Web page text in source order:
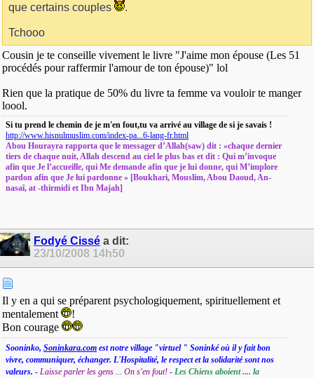
que certains couples
.
Tchooo
Cousin je te conseille vivement le livre "J'aime mon épouse (Les 51
procédés pour raffermir l'amour de ton épouse)" lol
Rien que la pratique de 50% du livre ta femme va vouloir te manger
loool.
Si tu prend le chemin de je m'en fout,tu va arrivé au village de si je savais !
http://www.hisnulmuslim.com/index-pa...6-lang-fr.html
Abou Hourayra rapporta que le messager d’Allah(saw) dit : »chaque dernier
tiers de chaque nuit, Allah descend au ciel le plus bas et dit : Qui m’invoque
afin que Je l’accueille, qui Me demande afin que je lui donne, qui M’implore
pardon afin que Je lui pardonne » [Boukhari, Mouslim, Abou Daoud, An-
nasaî, at -thirmidi et Ibn Majah]
Fodyé Cissé a dit:
23/10/2008 14h50
Il y en a qui se préparent psychologiquement, spirituellement et
mentalement
!
Bon courage
Sooninko, Soninkara.com est notre village "virtuel " Soninké où il y fait bon
vivre, communiquer, échanger. L'Hospitalité, le respect et la solidarité sont nos
valeurs. - Laisse parler les gens ... On s'en fout! - Les Chiens aboient .... la